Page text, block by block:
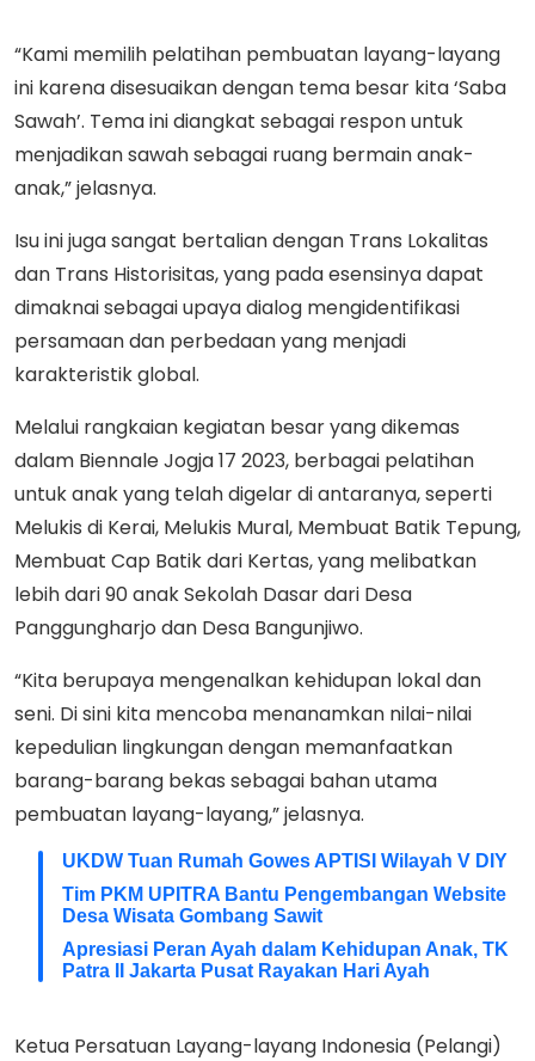
“Kami memilih pelatihan pembuatan layang-layang
ini karena disesuaikan dengan tema besar kita ‘Saba
Sawah’. Tema ini diangkat sebagai respon untuk
menjadikan sawah sebagai ruang bermain anak-
anak,” jelasnya.
Isu ini juga sangat bertalian dengan Trans Lokalitas
dan Trans Historisitas, yang pada esensinya dapat
dimaknai sebagai upaya dialog mengidentifikasi
persamaan dan perbedaan yang menjadi
karakteristik global.
Melalui rangkaian kegiatan besar yang dikemas
dalam Biennale Jogja 17 2023, berbagai pelatihan
untuk anak yang telah digelar di antaranya, seperti
Melukis di Kerai, Melukis Mural, Membuat Batik Tepung,
Membuat Cap Batik dari Kertas, yang melibatkan
lebih dari 90 anak Sekolah Dasar dari Desa
Panggungharjo dan Desa Bangunjiwo.
“Kita berupaya mengenalkan kehidupan lokal dan
seni. Di sini kita mencoba menanamkan nilai-nilai
kepedulian lingkungan dengan memanfaatkan
barang-barang bekas sebagai bahan utama
pembuatan layang-layang,” jelasnya.
UKDW Tuan Rumah Gowes APTISI Wilayah V DIY
Tim PKM UPITRA Bantu Pengembangan Website
Desa Wisata Gombang Sawit
Apresiasi Peran Ayah dalam Kehidupan Anak, TK
Patra II Jakarta Pusat Rayakan Hari Ayah
Ketua Persatuan Layang-layang Indonesia (Pelangi)